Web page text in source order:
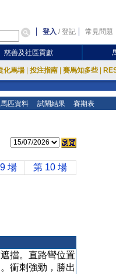
登入 /登記 常見問題
慈善及社區貢獻
化馬場 投注指南 賽馬知多些
馬匹資料 試閘結果 賽期表
場 第 10 場
擋。直路彎位置
衝刺強勁，勝出